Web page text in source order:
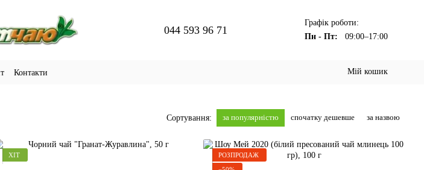
044 593 96 71
Графік роботи:
Пн - Пт:
09:00–17:00
Контакти Мій кошик
Сортування: за популярністю спочатку дешевше за назвою
ХІТ
РОЗПРОДАЖ